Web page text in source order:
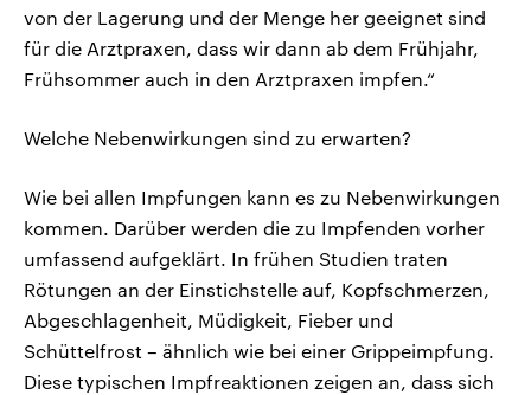
von der Lagerung und der Menge her geeignet sind
für die Arztpraxen, dass wir dann ab dem Frühjahr,
Frühsommer auch in den Arztpraxen impfen.“
Welche Nebenwirkungen sind zu erwarten?
Wie bei allen Impfungen kann es zu Nebenwirkungen
kommen. Darüber werden die zu Impfenden vorher
umfassend aufgeklärt. In frühen Studien traten
Rötungen an der Einstichstelle auf, Kopfschmerzen,
Abgeschlagenheit, Müdigkeit, Fieber und
Schüttelfrost – ähnlich wie bei einer Grippeimpfung.
Diese typischen Impfreaktionen zeigen an, dass sich